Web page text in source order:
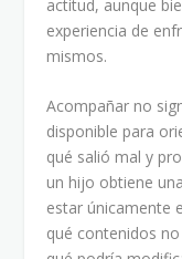
actitud, aunque
experiencia de
mismos.
Acompañar no
disponible para
qué salió mal y
un hijo obtiene
estar únicamente
qué contenidos